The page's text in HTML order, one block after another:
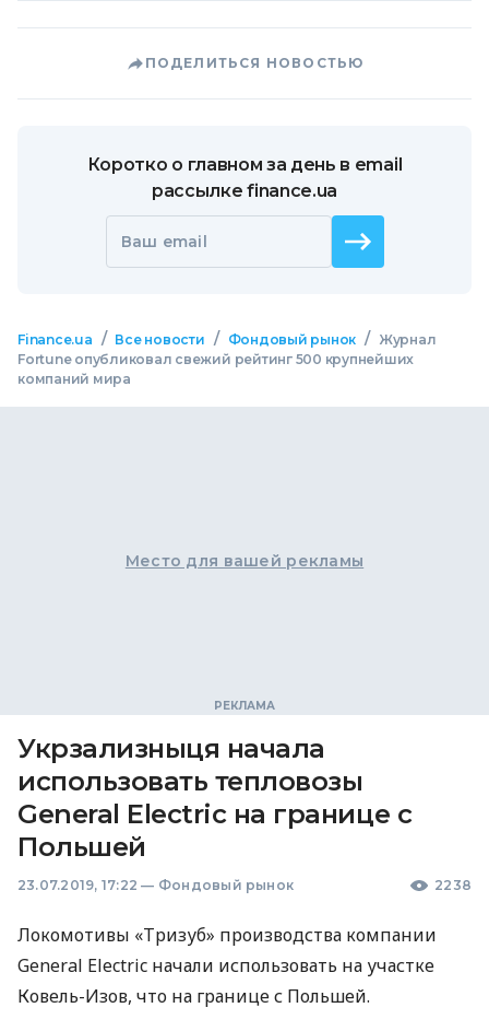
ПОДЕЛИТЬСЯ НОВОСТЬЮ
Коротко о главном за день в email
рассылке finance.ua
Ваш email
Finance.ua / Все новости / Фондовый рынок /
Журнал
Fortune опубликовал свежий рейтинг 500 крупнейших
компаний мира
Место для вашей рекламы
Укрзализныця начала
использовать тепловозы
General Electric на границе с
Польшей
23.07.2019, 17:22 — Фондовый рынок 2238
Локомотивы «Тризуб» производства компании
General Electric начали использовать на участке
Ковель-Изов, что на границе с Польшей.